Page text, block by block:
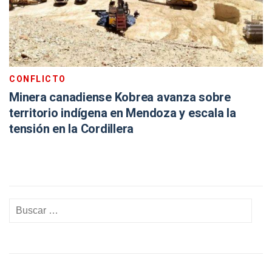
CONFLICTO
Minera canadiense Kobrea avanza sobre
territorio indígena en Mendoza y escala la
tensión en la Cordillera